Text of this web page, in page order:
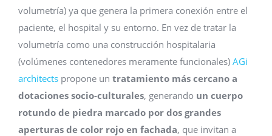
volumetría) ya que genera la primera conexión entre el
paciente, el hospital y su entorno. En vez de tratar la
volumetría como una construcción hospitalaria
(volúmenes contenedores meramente funcionales) AGi
architects propone un tratamiento más cercano a
dotaciones socio-culturales, generando un cuerpo
rotundo de piedra marcado por dos grandes
aperturas de color rojo en fachada, que invitan a